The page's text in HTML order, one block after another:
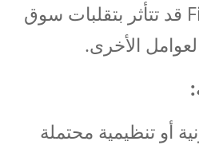
قيمة عملة Filecoin قد تتأثر بتقلبات سوق
الأخرى.
أو تنظيمية محتملة